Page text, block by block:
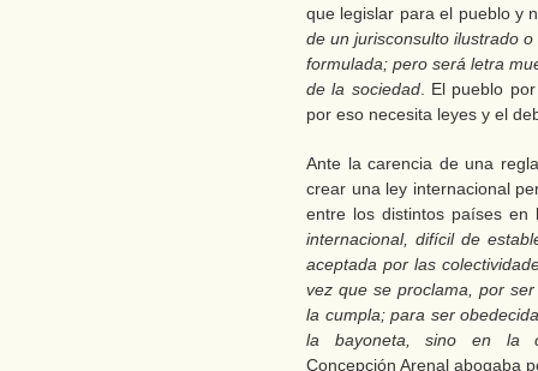
que legislar para el pueblo y
de un jurisconsulto ilustrado
formulada; pero será letra
de la sociedad. El pueblo
por eso necesita leyes y el
Ante la carencia de una
crear una ley internacional
entre los distintos países
internacional, difícil de
aceptada por las
vez que se proclama, por
la cumpla; para ser
la bayoneta, sino en la
Concepción Arenal abogaba